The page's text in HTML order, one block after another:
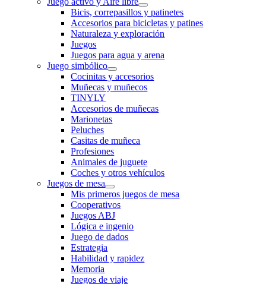
Bicis, correpasillos y patinetes
Accesorios para bicicletas y patines
Naturaleza y exploración
Juegos
Juegos para agua y arena
Juego simbólico
Cocinitas y accesorios
Muñecas y muñecos
TINYLY
Accesorios de muñecas
Marionetas
Peluches
Casitas de muñeca
Profesiones
Animales de juguete
Coches y otros vehículos
Juegos de mesa
Mis primeros juegos de mesa
Cooperativos
Juegos ABJ
Lógica e ingenio
Juego de dados
Estrategia
Habilidad y rapidez
Memoria
Juegos de viaje